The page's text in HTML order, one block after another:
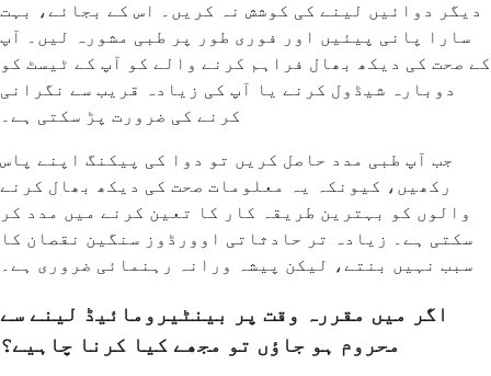
دیگر دوائیں لینے کی کوشش نہ کریں۔ اس کے بجائے، بہت
سارا پانی پیئیں اور فوری طور پر طبی مشورہ لیں۔ آپ
کے صحت کی دیکھ بھال فراہم کرنے والے کو آپ کے ٹیسٹ کو
دوبارہ شیڈول کرنے یا آپ کی زیادہ قریب سے نگرانی
کرنے کی ضرورت پڑ سکتی ہے۔
جب آپ طبی مدد حاصل کریں تو دوا کی پیکنگ اپنے پاس
رکھیں، کیونکہ یہ معلومات صحت کی دیکھ بھال کرنے
والوں کو بہترین طریقہ کار کا تعین کرنے میں مدد کر
سکتی ہے۔ زیادہ تر حادثاتی اوورڈوز سنگین نقصان کا
سبب نہیں بنتے، لیکن پیشہ ورانہ رہنمائی ضروری ہے۔
اگر میں مقررہ وقت پر بینٹیرومائیڈ لینے سے
محروم ہو جاؤں تو مجھے کیا کرنا چاہیے؟